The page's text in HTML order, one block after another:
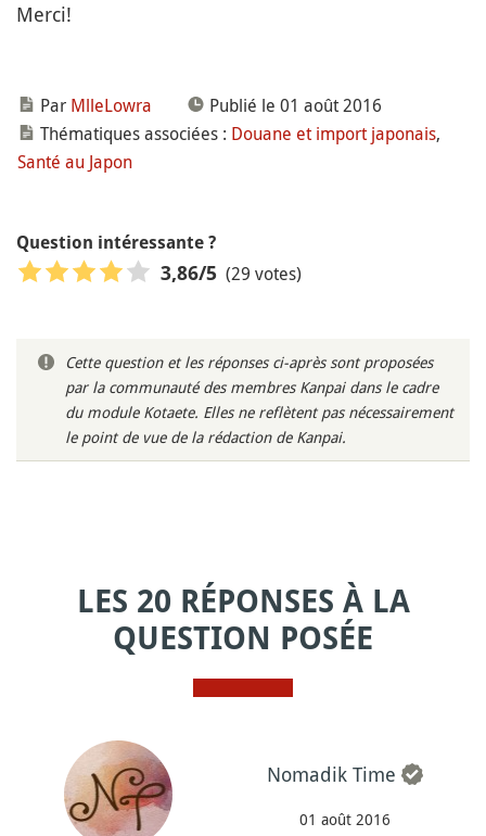
Merci!
Par MlleLowra
Publié le 01 août 2016
Thématiques associées : Douane et import japonais,
Santé au Japon
Question intéressante ?
3,86/5 (29 votes)
Cette question et les réponses ci-après sont proposées
par la communauté des membres Kanpai dans le cadre
du module Kotaete. Elles ne reflètent pas nécessairement
le point de vue de la rédaction de Kanpai.
LES 20 RÉPONSES À LA
QUESTION POSÉE
Nomadik Time
01 août 2016